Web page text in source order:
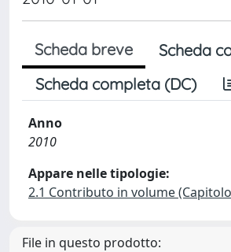
Scheda breve
Scheda
Scheda completa (DC)
Anno
2010
Appare nelle tipologie:
2.1 Contributo in volume
File in questo prodotto: